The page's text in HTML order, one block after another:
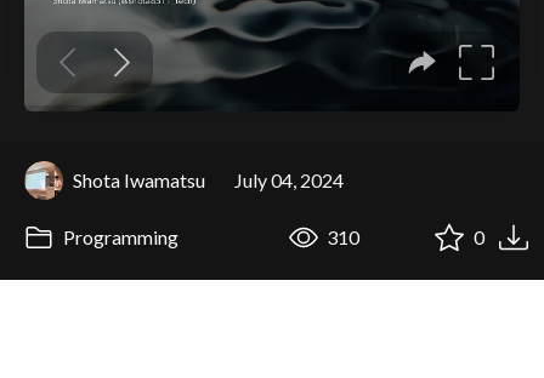
Shota Iwamatsu July 04, 2024
Programming 310 0